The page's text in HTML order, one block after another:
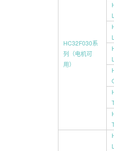
HC32F030系
列（电机可
用）